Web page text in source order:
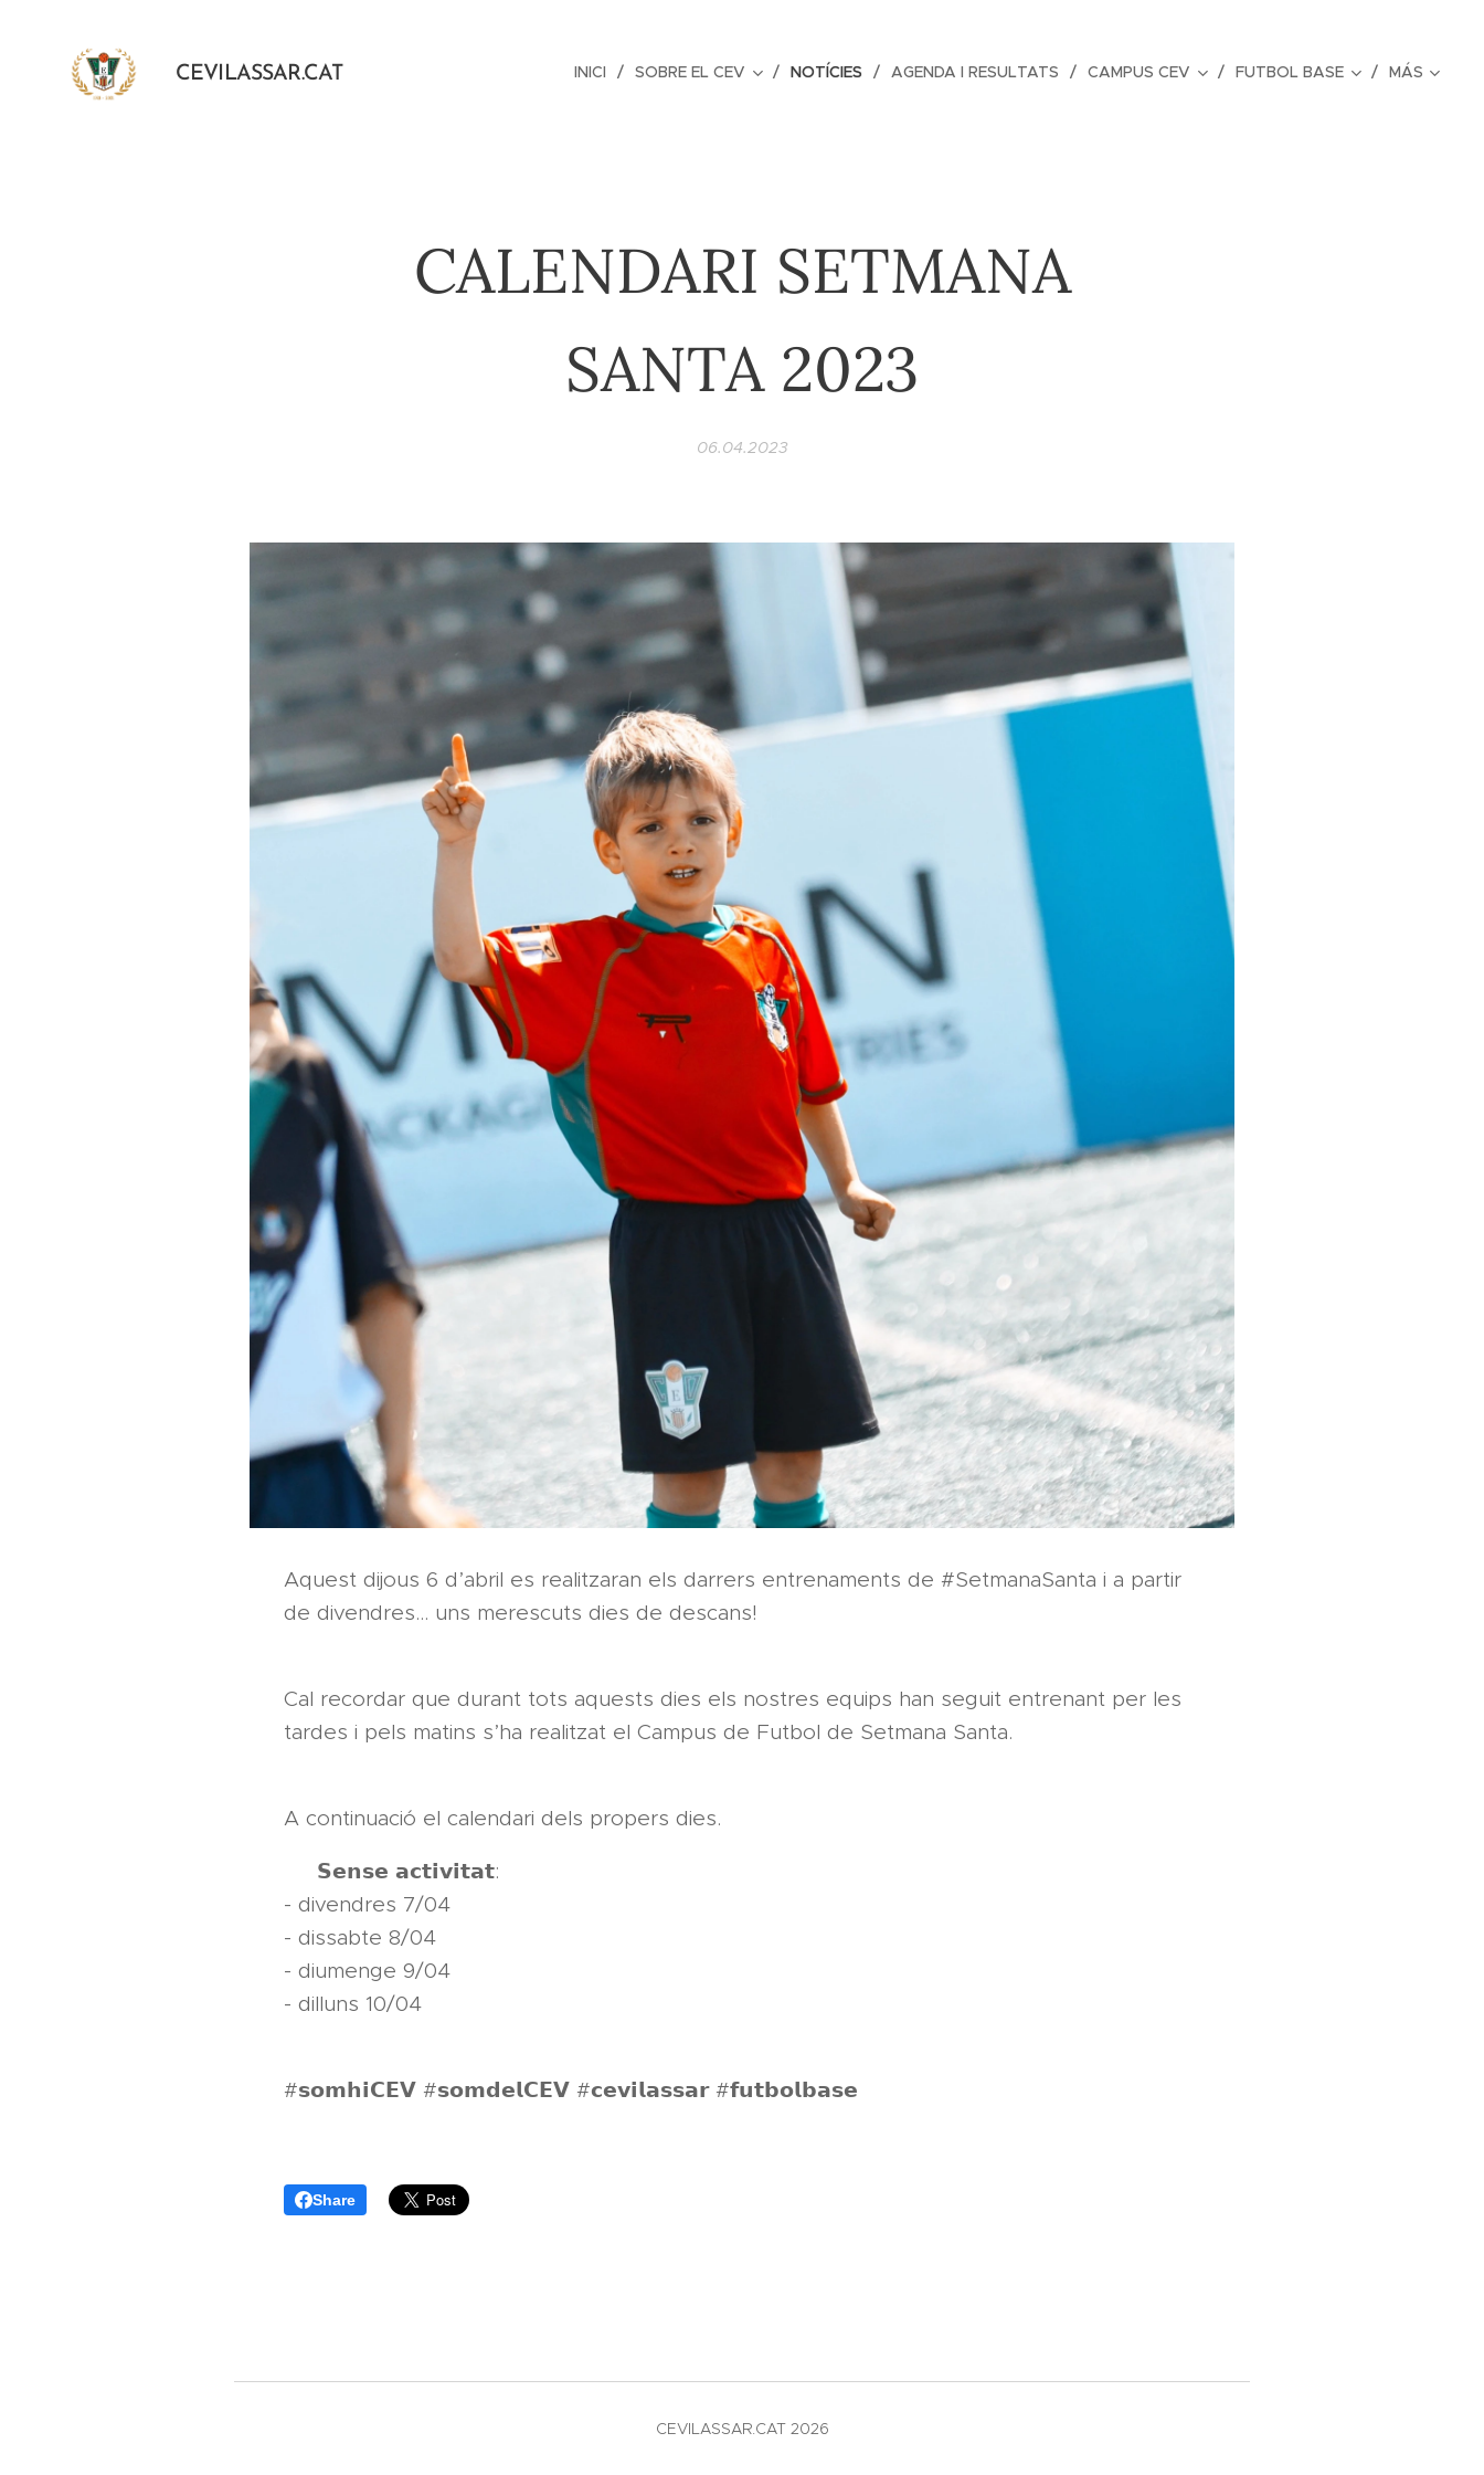
CEVILASSAR.CAT INICI SOBRE EL CEV NOTÍCIES AGENDA I RESULTATS CAMPUS CEV FUTBOL BASE MÁS
CALENDARI SETMANA
SANTA 2023
06.04.2023
Aquest dijous 6 d’abril es realitzaran els darrers entrenaments de #SetmanaSanta i a partir
de divendres… uns merescuts dies de descans!
Cal recordar que durant tots aquests dies els nostres equips han seguit entrenant per les
tardes i pels matins s’ha realitzat el Campus de Futbol de Setmana Santa.
A continuació el calendari dels propers dies.
🗓️ 𝗦𝗲𝗻𝘀𝗲 𝗮𝗰𝘁𝗶𝘃𝗶𝘁𝗮𝘁:
- divendres 7/04
- dissabte 8/04
- diumenge 9/04
- dilluns 10/04
#𝘀𝗼𝗺𝗵𝗶𝗖𝗘𝗩 #𝘀𝗼𝗺𝗱𝗲𝗹𝗖𝗘𝗩 #𝗰𝗲𝘃𝗶𝗹𝗮𝘀𝘀𝗮𝗿 #𝗳𝘂𝘁𝗯𝗼𝗹𝗯𝗮𝘀𝗲
Share
CEVILASSAR.CAT 2026